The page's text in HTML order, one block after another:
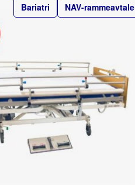
Bariatri NAV-rammeavtale